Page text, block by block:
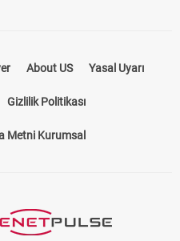
About US Yasal Uyarı
Gizlilik Politikası
Metni Kurumsal